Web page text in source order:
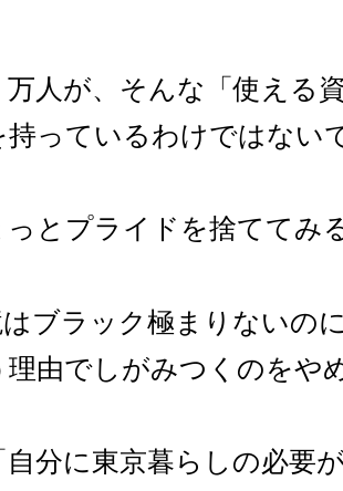
万人が、そんな「使える
持っているわけではない
っとプライドを捨ててみ
はブラック極まりないの
由でしがみつくのをや
分に東京暮らしの必要